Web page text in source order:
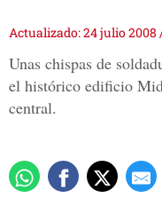
Actualizado: 24 julio 2008
Unas chispas de
el histórico edificio
central.